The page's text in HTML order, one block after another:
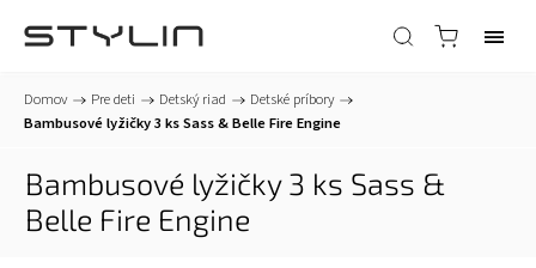
Domov / Pre deti / Detský riad / Detské príbory /
Bambusové lyžičky 3 ks Sass & Belle Fire Engine
Bambusové lyžičky 3 ks Sass &
Belle Fire Engine